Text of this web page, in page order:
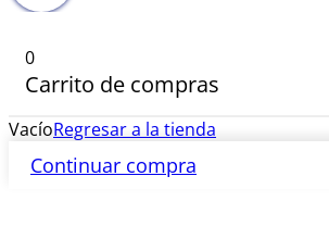
0
Carrito de compras
VacíoRegresar a la tienda
Continuar compra